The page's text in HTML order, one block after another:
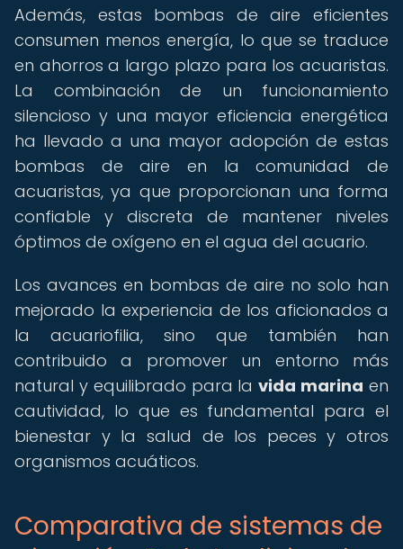
Además, estas bombas de aire eficientes
consumen menos energía, lo que se traduce
en ahorros a largo plazo para los acuaristas.
La combinación de un funcionamiento
silencioso y una mayor eficiencia energética
ha llevado a una mayor adopción de estas
bombas de aire en la comunidad de
acuaristas, ya que proporcionan una forma
confiable y discreta de mantener niveles
óptimos de oxígeno en el agua del acuario.
Los avances en bombas de aire no solo han
mejorado la experiencia de los aficionados a
la acuariofilia, sino que también han
contribuido a promover un entorno más
natural y equilibrado para lavida marina en
cautividad, lo que es fundamental para el
bienestar y la salud de los peces y otros
organismos acuáticos.
Comparativa de sistemas de